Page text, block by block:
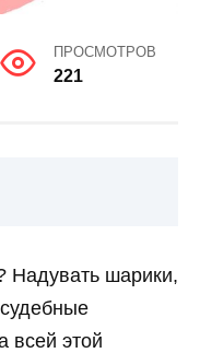
ПРОСМОТРОВ
221
Надувать шарики,
всей этой